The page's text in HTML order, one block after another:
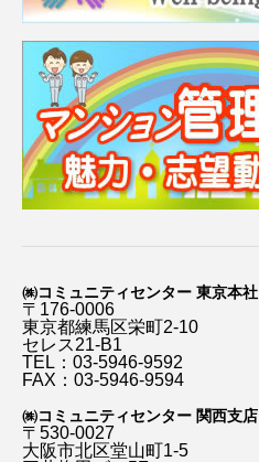
㈱コミュニティセンター 東京本社
〒176-0006
東京都練馬区栄町2-10
セレス21-B1
TEL：03-5946-9592
FAX：03-5946-9594
㈱コミュニティセンター 関西支店
〒530-0027
大阪市北区堂山町1-5